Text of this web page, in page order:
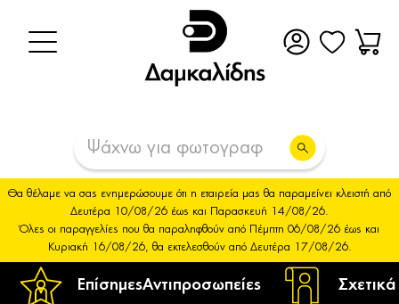
ΕπίσημεςΑντιπροσωπείες
Θα θέλαμε να σας ενημερώσουμε ότι η εταιρεία μας θα παραμείνει κλειστή από
Δευτέρα 10/08/26 έως και Παρασκευή 14/08/26.
Όλες οι παραγγελίες που θα παραληφθούν από Πέμπτη 06/08/26 έως και
Κυριακή 16/08/26, θα εκτελεσθούν από Δευτέρα 17/08/26.